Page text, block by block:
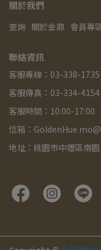
關於我們
查詢 關於金鼎 會員專
聯絡資訊
客服專線：03-338-1735
客服傳真：03-334-4154
客服時間：10:00-17:00
信箱：
地址：桃園市中壢區南